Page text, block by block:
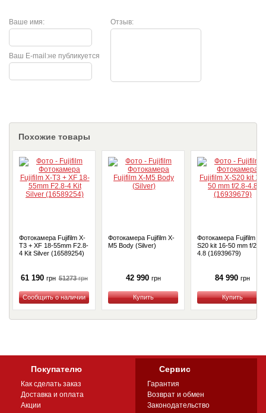
Ваше имя: Отзыв:
не публикуется
Ваш E-mail:
Похожие товары
Фотокамера Fujifilm X-
T3 + XF 18-55mm F2.8-
4 Kit Silver (16589254)
61 190 грн 51273грн
Купить
Фотокамера Fujifilm X-
M5 Body (Silver)
42 990 грн
Купить
Фотокамера Fujifilm X-
S20 kit 16-50 mm f/2.8-
4.8 (16939679)
84 990 грн
Купить
Покупателю
Как сделать заказ
Доставка и оплата
Акции
Сервис
Гарантия
Возврат и обмен
Законодательство